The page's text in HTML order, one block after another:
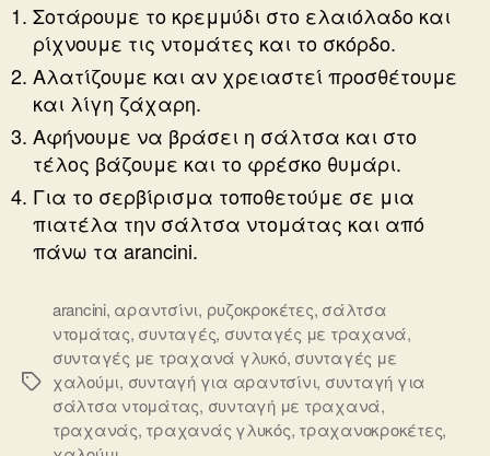
Σοτάρουμε το κρεμμύδι στο ελαιόλαδο και
ρίχνουμε τις ντομάτες και το σκόρδο.
Αλατίζουμε και αν χρειαστεί προσθέτουμε
και λίγη ζάχαρη.
Αφήνουμε να βράσει η σάλτσα και στο
τέλος βάζουμε και το φρέσκο θυμάρι.
Για το σερβίρισμα τοποθετούμε σε μια
πιατέλα την σάλτσα ντομάτας και από
πάνω τα arancini.
Ετικέτες
arancini, αραντσίνι, ρυζοκροκέτες, σάλτσα
ντομάτας, συνταγές, συνταγές με τραχανά,
συνταγές με τραχανά γλυκό, συνταγές με
χαλούμι, συνταγή για αραντσίνι, συνταγή για
σάλτσα ντομάτας, συνταγή με τραχανά,
τραχανάς, τραχανάς γλυκός, τραχανοκροκέτες,